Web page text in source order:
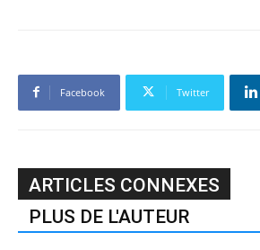
Facebook Twitter
ARTICLES CONNEXES
PLUS DE L'AUTEUR